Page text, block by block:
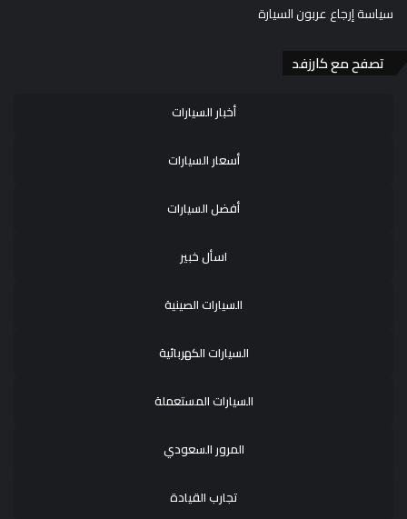
سياسة إرجاع عربون السيارة
تصفح مع كارزفد
أخبار السيارات
أسعار السيارات
أفضل السيارات
اسأل خبير
السيارات الصينية
السيارات الكهربائية
السيارات المستعملة
المرور السعودي
تجارب القيادة